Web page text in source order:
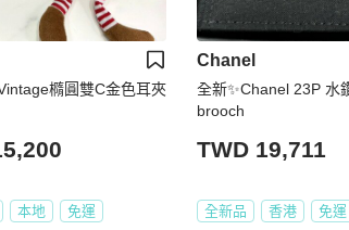
橢圓雙C金色耳夾
本地 免運
Chanel
全新✨Chanel 23P 水
brooch
TWD 19,711
全新品 香港 免運